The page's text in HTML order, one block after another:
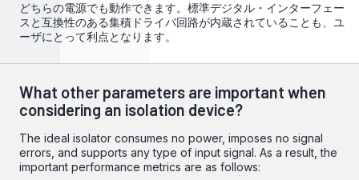
どちらの電源でも動作できます。標準デジタル・インターフェー
スと互換性のある集積ドライバ回路が内蔵されていることも、ユ
ーザにとって利点となります。
What other parameters are important when
considering an isolation device?
The ideal isolator consumes no power, imposes no signal
errors, and supports any type of input signal. As a result, the
important performance metrics are as follows: